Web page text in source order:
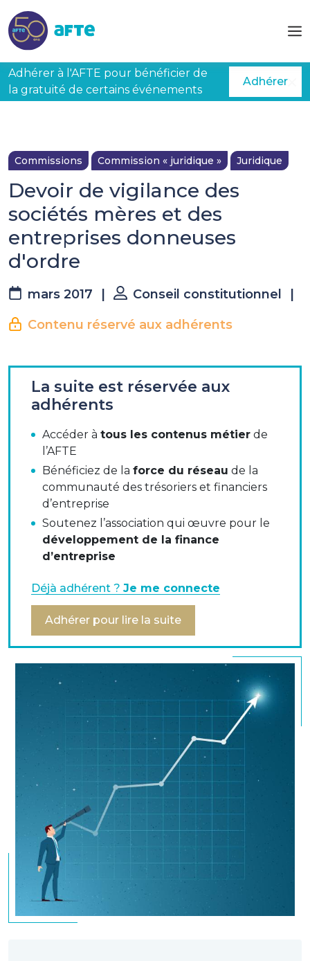
Adhérer à l'AFTE pour bénéficier de
la gratuité de certains événements
Adhérer
Commissions Commission « juridique » Juridique
Devoir de vigilance des
sociétés mères et des
entreprises donneuses
d'ordre
mars 2017 Conseil constitutionnel
Contenu réservé aux adhérents
Loi relative au devoir de vigilance des sociétés mères
et des entreprises donneuses d’ordre
Cette loi instaure, pour les sociétés françaises
employant plus de 5.000 salariés en France ou
10.000 salariés dans le monde, en incluant leurs
filiales, l'obligation d'élaborer, de rendre public et de
mettre en œuvre un plan de vigilance comportant
des mesures propres à identifier les risques et à
prévenir les atteintes aux droits humains et aux
libertés fondamentales qui pourraient résulter des
contrôle et de leurs fournisseurs et sous-traitants, en
France comme à l'étranger.
La suite est réservée aux
adhérents
Accéder à tous les contenus métier de
l’AFTE
Bénéficiez de la force du réseau de la
communauté des trésoriers et financiers
d’entreprise
Soutenez l’association qui œuvre pour le
développement de la finance
d’entreprise
Déjà adhérent ? Je me connecte
Adhérer pour lire la suite